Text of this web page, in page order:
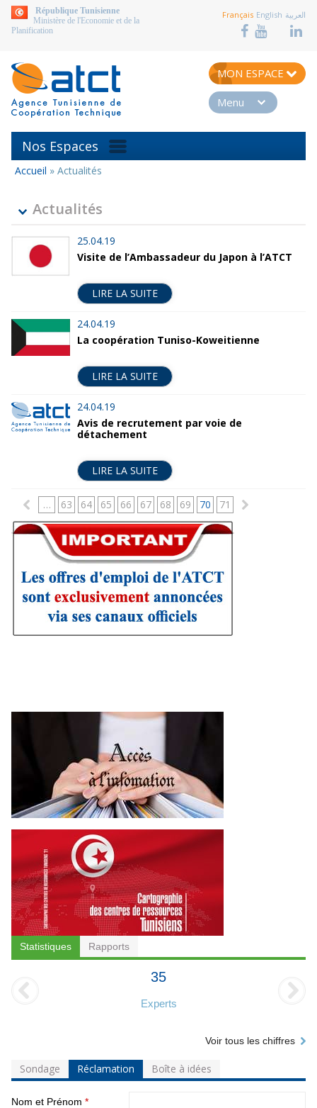
aller au contenu
République Tunisienne
Ministère de l'Economie et de la
Planification
Français English العربية
MON ESPACE
Menu
Nos Espaces
Vous
Accueil » Actualités
Actualités
25.04.19
Visite de l’Ambassadeur du Japon à l’ATCT
LIRE LA SUITE
24.04.19
La coopération Tuniso-Koweitienne
LIRE LA SUITE
24.04.19
Avis de recrutement par voie de
détachement
LIRE LA SUITE
a
g
… 63 64 65 66 67 68 69 70 71
Statistiques Rapports
35
Experts
Voir tous les chiffres
Sondage Réclamation Boîte à idées
Nom et Prénom *